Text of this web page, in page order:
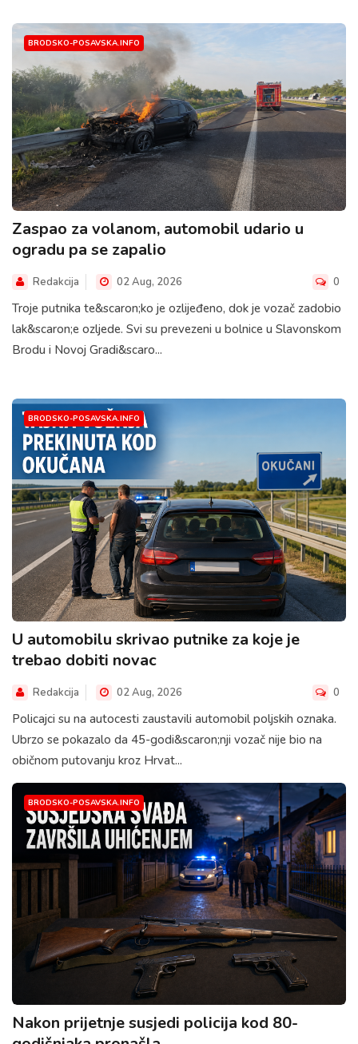
BRODSKO-POSAVSKA.INFO
Zaspao za volanom, automobil udario u
ogradu pa se zapalio
Redakcija 02 Aug, 2026 0
Troje putnika te&scaron;ko je ozlijeđeno, dok je vozač zadobio
lak&scaron;e ozljede. Svi su prevezeni u bolnice u Slavonskom
Brodu i Novoj Gradi&scaro...
BRODSKO-POSAVSKA.INFO
U automobilu skrivao putnike za koje je
trebao dobiti novac
Redakcija 02 Aug, 2026 0
Policajci su na autocesti zaustavili automobil poljskih oznaka.
Ubrzo se pokazalo da 45-godi&scaron;nji vozač nije bio na
običnom putovanju kroz Hrvat...
BRODSKO-POSAVSKA.INFO
Nakon prijetnje susjedi policija kod 80-